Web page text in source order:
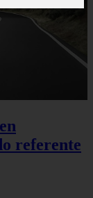
referente